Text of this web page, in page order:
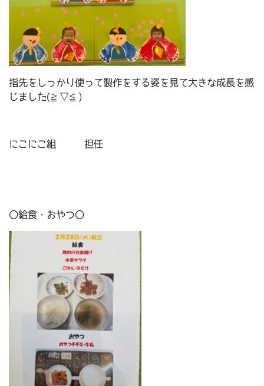
指先をしっかり使って製作をする姿を見て大きな成長を感
じました(≧▽≦)
にこにこ組 担任
〇給食・おやつ〇